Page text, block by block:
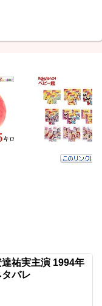
達祐実主演 1994年
バレ